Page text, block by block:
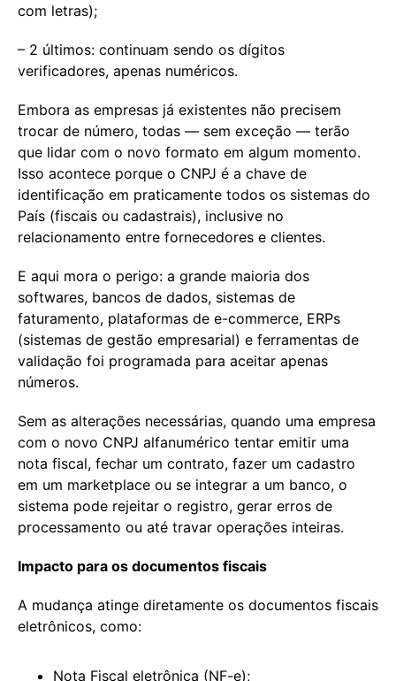
com letras);
– 2 últimos: continuam sendo os dígitos
verificadores, apenas numéricos.
Embora as empresas já existentes não precisem
trocar de número, todas — sem exceção — terão
que lidar com o novo formato em algum momento.
Isso acontece porque o CNPJ é a chave de
identificação em praticamente todos os sistemas do
País (fiscais ou cadastrais), inclusive no
relacionamento entre fornecedores e clientes.
E aqui mora o perigo: a grande maioria dos
softwares, bancos de dados, sistemas de
faturamento, plataformas de e-commerce, ERPs
(sistemas de gestão empresarial) e ferramentas de
validação foi programada para aceitar apenas
números.
Sem as alterações necessárias, quando uma empresa
com o novo CNPJ alfanumérico tentar emitir uma
nota fiscal, fechar um contrato, fazer um cadastro
em um marketplace ou se integrar a um banco, o
sistema pode rejeitar o registro, gerar erros de
processamento ou até travar operações inteiras.
Impacto para os documentos fiscais
A mudança atinge diretamente os documentos fiscais
eletrônicos, como:
Nota Fiscal eletrônica (NF-e);